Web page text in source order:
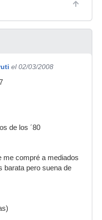
el 02/03/2008
de los ´80
me compré a mediados
barata pero suena de